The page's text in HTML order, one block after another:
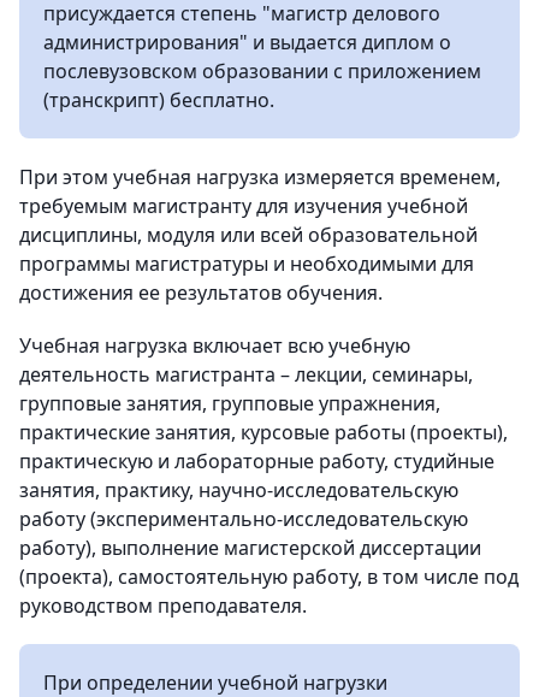
присуждается степень "магистр делового
администрирования" и выдается диплом о
послевузовском образовании с приложением
(транскрипт) бесплатно.
При этом учебная нагрузка измеряется временем,
требуемым магистранту для изучения учебной
дисциплины, модуля или всей образовательной
программы магистратуры и необходимыми для
достижения ее результатов обучения.
Учебная нагрузка включает всю учебную
деятельность магистранта – лекции, семинары,
групповые занятия, групповые упражнения,
практические занятия, курсовые работы (проекты),
практическую и лабораторные работу, студийные
занятия, практику, научно-исследовательскую
работу (экспериментально-исследовательскую
работу), выполнение магистерской диссертации
(проекта), самостоятельную работу, в том числе под
руководством преподавателя.
При определении учебной нагрузки